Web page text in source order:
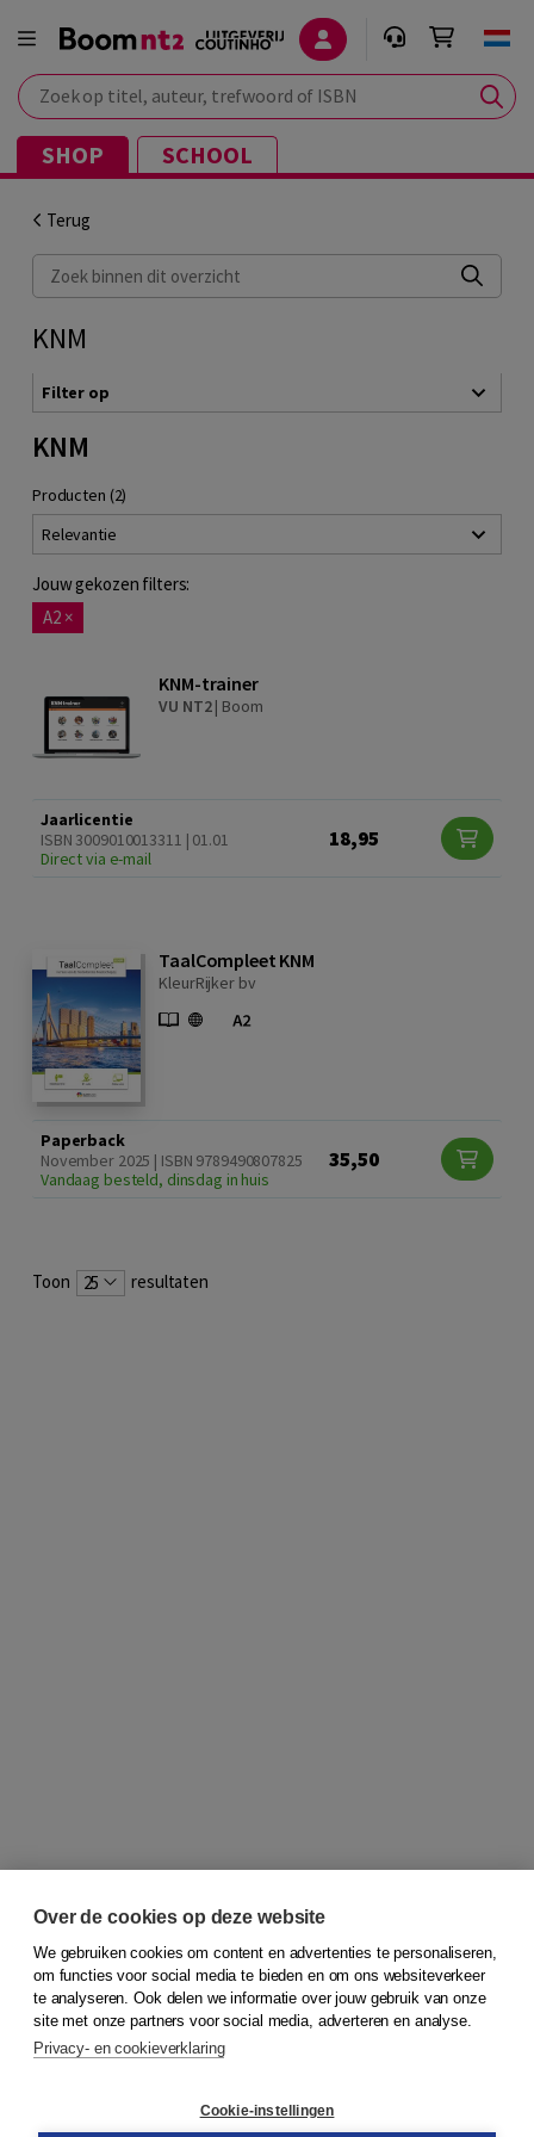
Zoek op titel, auteur, trefwoord of ISBN
SHOP SCHOOL
Terug
Zoek binnen dit overzicht
KNM
Filter op
KNM
Producten (2)
Relevantie
Jouw gekozen filters:
A2 ×
KNM-trainer
VU NT2| Boom
Jaarlicentie
ISBN 3009010013311 | 01.01
Direct via e-mail
18,95
TaalCompleet KNM
KleurRijker bv
Paperback
November 2025 | ISBN 9789490807825
Vandaag besteld, dinsdag in huis
35,50
Toon 25 resultaten
© 2026Koninklijke Boom uitgevers
Over de cookies op deze website
We gebruiken cookies om content en advertenties te personaliseren,
om functies voor social media te bieden en om ons websiteverkeer
te analyseren. Ook delen we informatie over jouw gebruik van onze
site met onze partners voor social media, adverteren en analyse.
Privacy- en cookieverklaring
Cookie-instellingen